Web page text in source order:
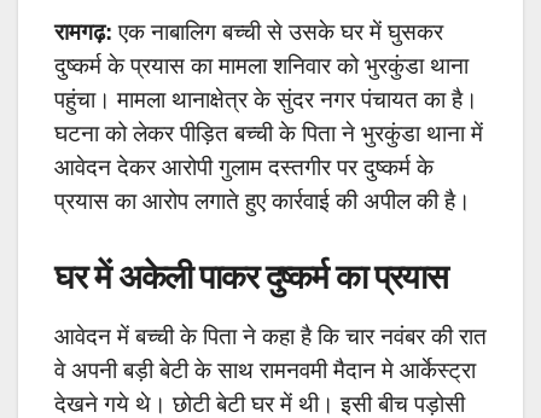
रामगढ़: एक नाबालिग बच्ची से उसके घर में घुसकर
दुष्कर्म के प्रयास का मामला शनिवार को भुरकुंडा थाना
पहुंचा। मामला थानाक्षेत्र के सुंदर नगर पंचायत का है।
घटना को लेकर पीड़ित बच्ची के पिता ने भुरकुंडा थाना में
आवेदन देकर आरोपी गुलाम दस्तगीर पर दुष्कर्म के
प्रयास का आरोप लगाते हुए कार्रवाई की अपील की है।
घर में अकेली पाकर दुष्कर्म का प्रयास
आवेदन में बच्ची के पिता ने कहा है कि चार नवंबर की रात
वे अपनी बड़ी बेटी के साथ रामनवमी मैदान मे आर्केस्ट्रा
देखने गये थे। छोटी बेटी घर में थी। इसी बीच पड़ोसी